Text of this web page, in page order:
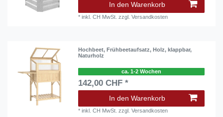
In den Warenkorb
*inkl. CH MwSt. zzgl.Versandkosten
Hochbeet, Frühbeetaufsatz, Holz, klappbar,
Naturholz
ca. 1-2 Wochen
142,00 CHF *
In den Warenkorb
*inkl. CH MwSt. zzgl.Versandkosten